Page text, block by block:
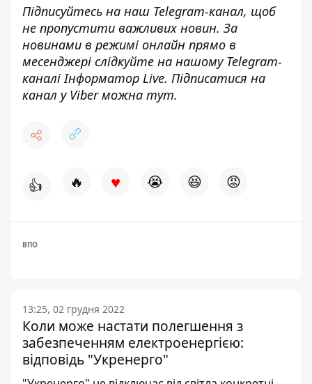
Підписуйтесь на наш Telegram-канал, щоб
не пропустити важливих новин. За
новинами в режимі онлайн прямо в
месенджері слідкуйте на нашому Telegram-
каналіІнформатор Live. Підписатися на
канал у Viber можна тут.
👍 🔥 ♥ 😭 😆 😡
ВПО
13:25, 02 грудня 2022
Коли може настати полегшення з
забезпеченням електроенергією:
відповідь "Укренерго"